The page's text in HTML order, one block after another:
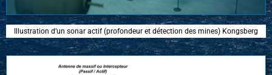
Illustration d’un sonar actif (profondeur et détection des mines) Kongsberg